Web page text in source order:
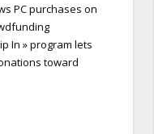
PC purchases on
In » program lets
toward